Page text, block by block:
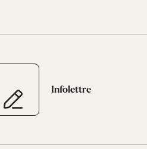
Infolettre